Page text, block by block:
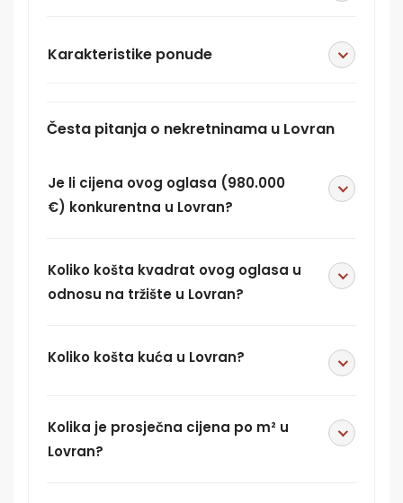
Karakteristike ponude
Česta pitanja o nekretninama u Lovran
Je li cijena ovog oglasa (980.000
€) konkurentna u Lovran?
Koliko košta kvadrat ovog oglasa u
odnosu na tržište u Lovran?
Koliko košta kuća u Lovran?
Kolika je prosječna cijena po m² u
Lovran?